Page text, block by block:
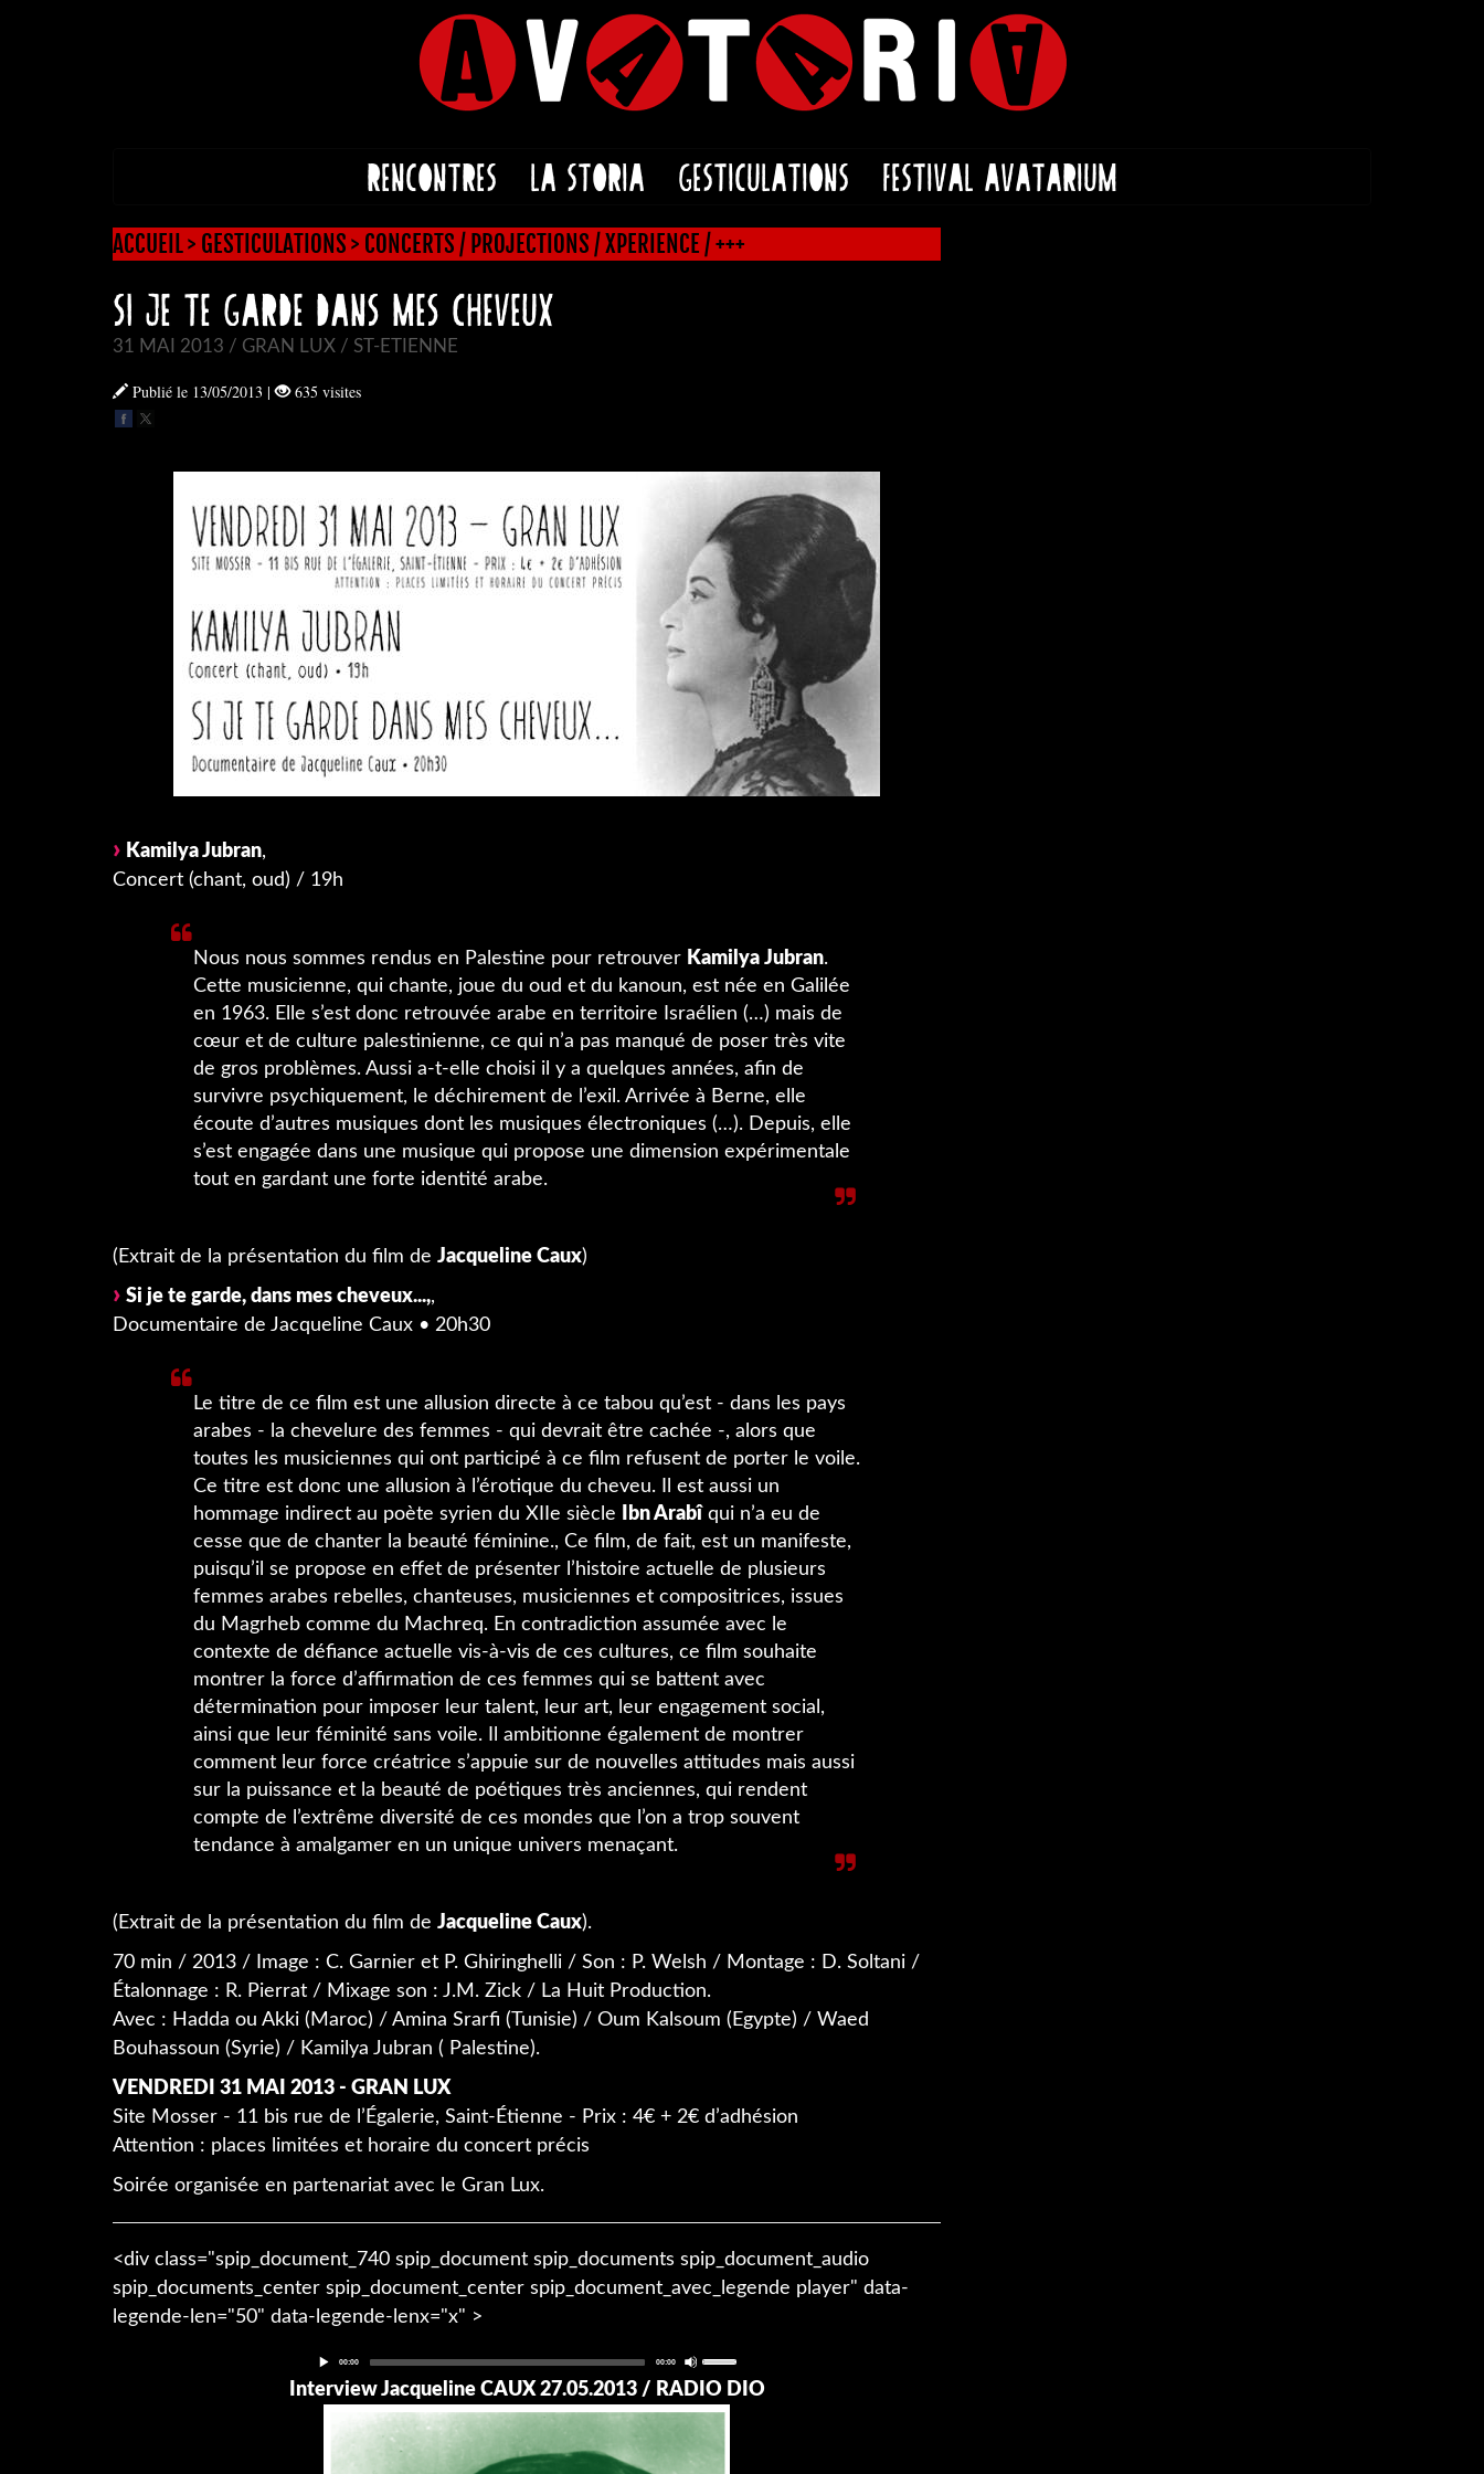
RENCONTRES LA STORIA GESTICULATIONS FESTIVAL AVATARIUM
ACCUEIL> GESTICULATIONS> CONCERTS / PROJECTIONS / XPERIENCE / +++
SI JE TE GARDE DANS MES CHEVEUX
31 MAI 2013 / GRAN LUX / ST-ETIENNE
Publié le 13/05/2013 | 635 visites
Kamilya Jubran,
Concert (chant, oud) / 19h
Nous nous sommes rendus en Palestine pour retrouver Kamilya Jubran.
Cette musicienne, qui chante, joue du oud et du kanoun, est née en Galilée
en 1963. Elle s’est donc retrouvée arabe en territoire Israélien (…) mais de
cœur et de culture palestinienne, ce qui n’a pas manqué de poser très vite
de gros problèmes. Aussi a-t-elle choisi il y a quelques années, afin de
survivre psychiquement, le déchirement de l’exil. Arrivée à Berne, elle
écoute d’autres musiques dont les musiques électroniques (…). Depuis, elle
s’est engagée dans une musique qui propose une dimension expérimentale
tout en gardant une forte identité arabe.
(Extrait de la présentation du film de Jacqueline Caux)
Si je te garde, dans mes cheveux...,,
Documentaire de Jacqueline Caux • 20h30
Le titre de ce film est une allusion directe à ce tabou qu’est - dans les pays
arabes - la chevelure des femmes - qui devrait être cachée -, alors que
toutes les musiciennes qui ont participé à ce film refusent de porter le voile.
Ce titre est donc une allusion à l’érotique du cheveu. Il est aussi un
hommage indirect au poète syrien du XIIe siècle
Ibn Arabîqui n’a eu de
cesse que de chanter la beauté féminine., Ce film, de fait, est un manifeste,
puisqu’il se propose en effet de présenter l’histoire actuelle de plusieurs
femmes arabes rebelles, chanteuses, musiciennes et compositrices, issues
du Magrheb comme du Machreq. En contradiction assumée avec le
contexte de défiance actuelle vis-à-vis de ces cultures, ce film souhaite
montrer la force d’affirmation de ces femmes qui se battent avec
détermination pour imposer leur talent, leur art, leur engagement social,
ainsi que leur féminité sans voile. Il ambitionne également de montrer
comment leur force créatrice s’appuie sur de nouvelles attitudes mais aussi
sur la puissance et la beauté de poétiques très anciennes, qui rendent
compte de l’extrême diversité de ces mondes que l’on a trop souvent
tendance à amalgamer en un unique univers menaçant.
(Extrait de la présentation du film de Jacqueline Caux).
70 min / 2013 / Image : C. Garnier et P. Ghiringhelli / Son : P. Welsh / Montage : D. Soltani /
Étalonnage : R. Pierrat / Mixage son : J.M. Zick / La Huit Production.
Avec : Hadda ou Akki (Maroc) / Amina Srarfi (Tunisie) / Oum Kalsoum (Egypte) / Waed
Bouhassoun (Syrie) / Kamilya Jubran ( Palestine).
VENDREDI 31 MAI 2013 - GRAN LUX
Site Mosser - 11 bis rue de l’Égalerie, Saint-Étienne - Prix : 4€ + 2€ d’adhésion
Attention : places limitées et horaire du concert précis
Soirée organisée en partenariat avec le Gran Lux.
<div class="spip_document_740 spip_document spip_documents spip_document_audio
spip_documents_center spip_document_center spip_document_avec_legende player" data-
legende-len="50" data-legende-lenx="x" >
Current
00:00
Total
00:00
Use
Up/Down
Arrow
Interview Jacqueline CAUX 27.05.2013 / RADIO DIO